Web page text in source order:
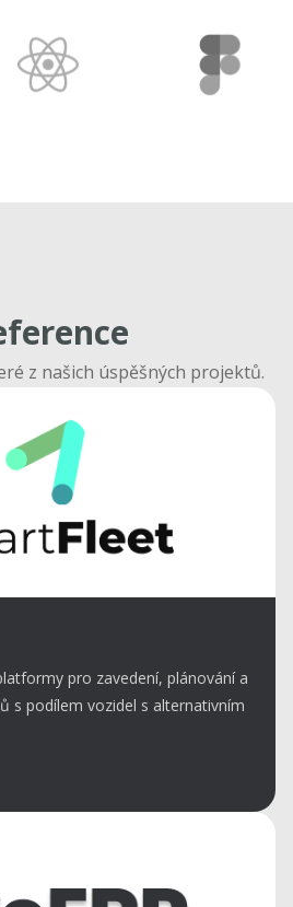
z našich úspěšných projektů.
pro zavedení, plánování a
s podílem vozidel s alternativním